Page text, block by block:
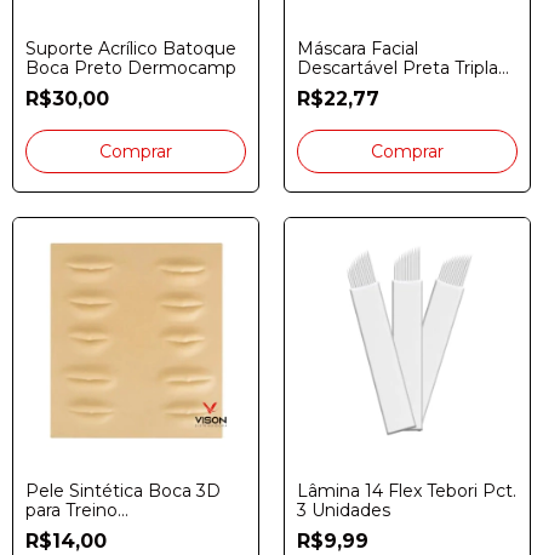
Suporte Acrílico Batoque
Boca Preto Dermocamp
R$30,00
Máscara Facial
Descartável Preta Tripla
Fênix Cx. 50 Unidades
R$22,77
Pele Sintética Boca 3D
para Treino
Micropigmentação
R$14,00
Lâmina 14 Flex Tebori Pct.
3 Unidades
R$9,99